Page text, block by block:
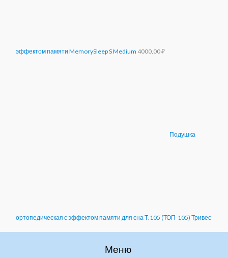
эффектом памяти MemorySleep S Medium 4000,00₽
Подушка
ортопедическая с эффектом памяти для сна Т.105 (ТОП-105) Тривес
Меню